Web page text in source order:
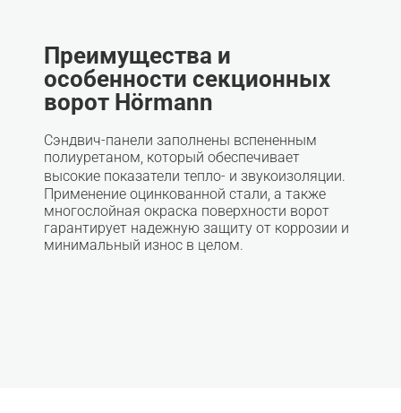
Преимущества и
особенности секционных
ворот Hörmann
Сэндвич-панели заполнены вспененным
полиуретаном, который обеспечивает
высокие показатели тепло- и звукоизоляции.
Применение оцинкованной стали, а также
многослойная окраска поверхности ворот
гарантирует надежную защиту от коррозии и
минимальный износ в целом.